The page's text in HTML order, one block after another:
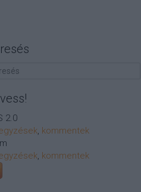
2.0
, kommentek
, kommentek